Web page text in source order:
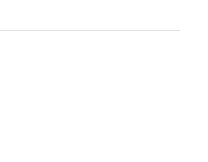
害保険及びこれら
証券・金融商品の